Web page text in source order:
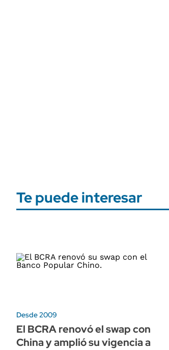
Te puede interesar
Desde 2009
El BCRA renovó el swap con
China y amplió su vigencia a